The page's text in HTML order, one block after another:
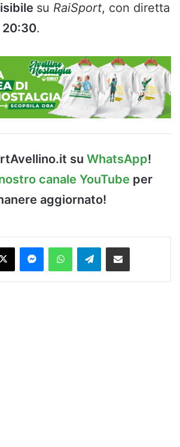
su RaiSport, con diretta
20:30.
su WhatsApp!
canale YouTube per
aggiornato!
X MessengerWhatsAppTelegramCondividi via Email